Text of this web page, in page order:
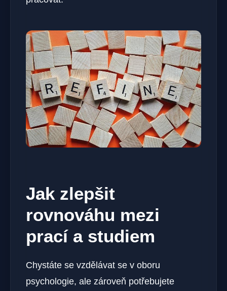
Jak zlepšit
rovnováhu mezi
prací a studiem
Chystáte se vzdělávat se v oboru
psychologie, ale zároveň potřebujete